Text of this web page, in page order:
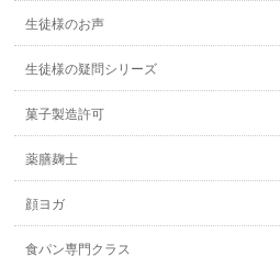
生徒様のお声
生徒様の疑問シリーズ
菓子製造許可
薬膳麹士
顔ヨガ
食パン専門クラス